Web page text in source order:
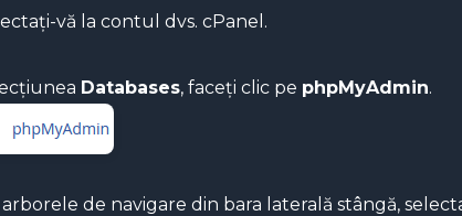
vă la contul dvs. cPanel.
Databases, faceți clic pe phpMyAdmin.
arborele de navigare din bara laterală stângă,